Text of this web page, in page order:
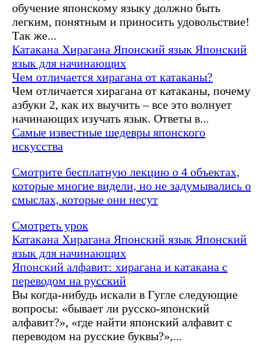
обучение японскому языку должно быть
легким, понятным и приносить удовольствие!
Так же...
Катакана Хирагана Японский язык Японский
язык для начинающих
Чем отличается хирагана от катаканы?
Чем отличается хирагана от катаканы, почему
азбуки 2, как их выучить – все это волнует
начинающих изучать язык. Ответы в...
Самые известные шедевры японского
искусства
Смотрите бесплатную лекцию о 4 объектах,
которые многие видели, но не задумывались о
смыслах, которые они несут
Смотреть урок
Катакана Хирагана Японский язык Японский
язык для начинающих
Японский алфавит: хирагана и катакана с
переводом на русский
Вы когда-нибудь искали в Гугле следующие
вопросы: «бывает ли русско-японский
алфавит?», «где найти японский алфавит с
переводом на русские буквы?»,...